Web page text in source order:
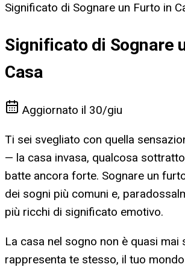
Significato di Sognare un Furto in
Significato di Sognare
Casa
Aggiornato il 30/giu
Ti sei svegliato con quella
— la casa invasa, qualcosa
batte ancora forte. Sognare un
dei sogni più comuni e,
più ricchi di significato emotivo.
La casa nel sogno non è quasi mai
rappresenta te stesso, il tuo